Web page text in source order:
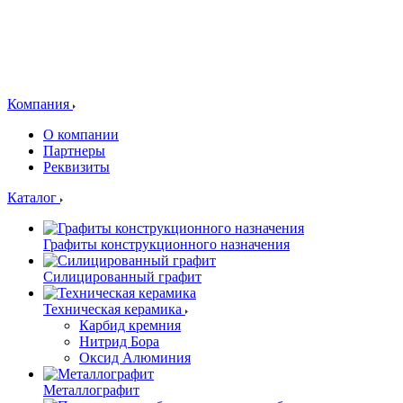
Компания
О компании
Партнеры
Реквизиты
Каталог
Графиты конструкционного назначения
Силицированный графит
Техническая керамика
Карбид кремния
Нитрид Бора
Оксид Алюминия
Металлографит